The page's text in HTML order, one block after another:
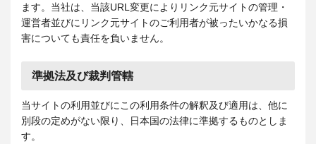
ます。当社は、当該URL変更によりリンク元サイトの管理・
運営者並びにリンク元サイトのご利用者が被ったいかなる損
害についても責任を負いません。
準拠法及び裁判管轄
当サイトの利用並びにこの利用条件の解釈及び適用は、他に
別段の定めがない限り、日本国の法律に準拠するものとしま
す。